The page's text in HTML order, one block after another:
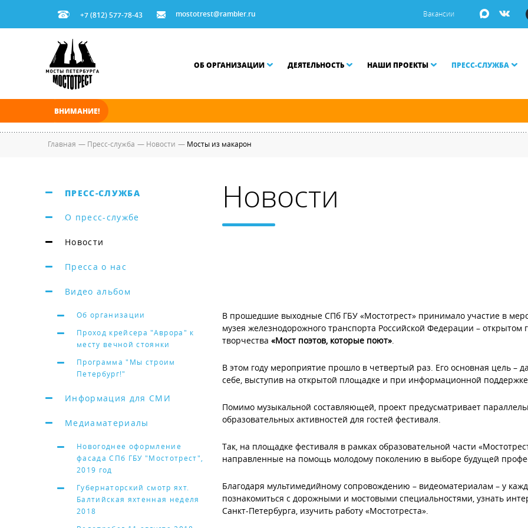
+7 (812) 577-78-43 mostotrest@rambler.ru Вакансии
ОБ ОРГАНИЗАЦИИ ДЕЯТЕЛЬНОСТЬ НАШИ ПРОЕКТЫ ПРЕСС-СЛУЖБА
ВНИМАНИЕ!
Главная — Пресс-служба — Новости — Мосты из макарон
ПРЕСС-СЛУЖБА
О пресс-службе
Новости
Пресса о нас
Видео альбом
Об организации
Проход крейсера "Аврора" к
месту вечной стоянки
Программа "Мы строим
Петербург!"
Информация для СМИ
Медиаматериалы
Новогоднее оформление
фасада СПб ГБУ "Мостотрест",
2019 год
Губернаторский смотр яхт.
Балтийская яхтенная неделя
2018
Новости
В прошедшие выходные СПб ГБУ «Мостотрест» принимало участие в
музея железнодорожного транспорта Российской Федерации – открытом
творчества «Мост поэтов, которые поют».
В этом году мероприятие прошло в четвертый раз. Его основная цель –
себе, выступив на открытой площадке и при информационной
Помимо музыкальной составляющей, проект предусматривает
образовательных активностей для гостей фестиваля.
Так, на площадке фестиваля в рамках образовательной части
направленные на помощь молодому поколению в выборе будущей
Благодаря мультимедийному сопровождению – видеоматериалам – у
познакомиться с дорожными и мостовыми специальностями, узнать
Санкт-Петербурга, изучить работу «Мостотреста».